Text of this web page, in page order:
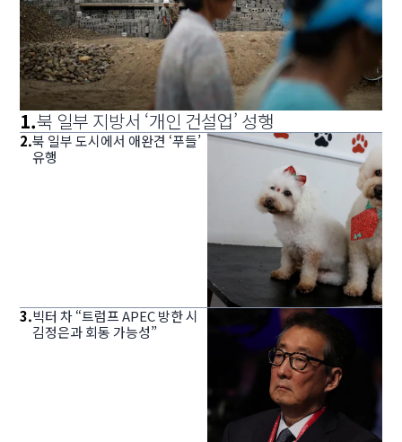
1.북 일부 지방서 ‘개인 건설업’ 성행
2.북 일부 도시에서 애완견 ‘푸들’
유행
3.빅터 차 “트럼프 APEC 방한 시
김정은과 회동 가능성”